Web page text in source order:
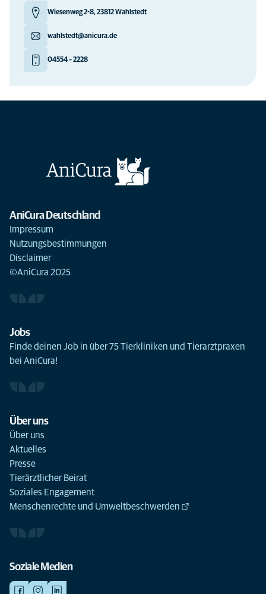
Wiesenweg 2-8, 23812 Wahlstedt
wahlstedt@anicura.de
04554 – 2228
AniCura Deutschland
Impressum
Nutzungsbestimmungen
Disclaimer
©AniCura 2025
Jobs
Finde deinen Job in über 75 Tierkliniken und Tierarztpraxen
bei AniCura!
Über uns
Über uns
Aktuelles
Presse
Tierärztlicher Beirat
Soziales Engagement
Menschenrechte und Umweltbeschwerden
Soziale Medien